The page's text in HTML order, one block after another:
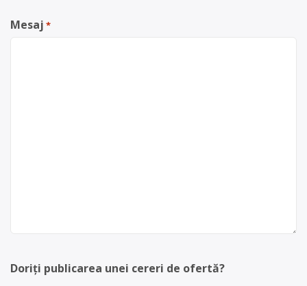
Mesaj *
Doriți publicarea unei cereri de ofertă?